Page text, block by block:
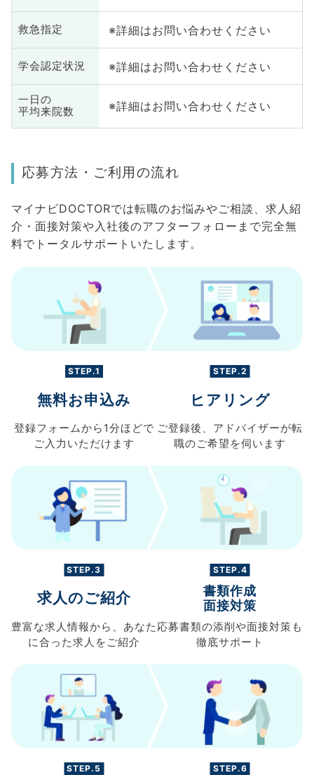
救急指定 ※詳細はお問い合わせください
学会認定状況 ※詳細はお問い合わせください
一日の
平均来院数
※詳細はお問い合わせください
応募方法・ご利用の流れ
マイナビDOCTORでは転職のお悩みやご相談、求人紹
介・面接対策や入社後のアフターフォローまで完全無
料でトータルサポートいたします。
STEP.1
無料お申込み
登録フォームから 1分ほどで
ご入力 いただけます
STEP.2
ヒアリング
ご登録後、 アドバイザーが転
職のご希望を伺います
STEP.3
求人のご紹介
豊富な求人情報から、 あなた
に合った求人を ご紹介
STEP.4
書類作成
面接対策
応募書類の添削や面接対策も
徹底サポート
STEP.5 STEP.6